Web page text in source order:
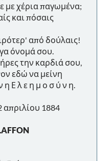
με χέρια παγωμένα;
και πόσαις
από δούλαις!
όνομά σου.
την καρδιά σου,
εδώ να μείνη
Ε λ ε η μ ο σ ύ ν η.
απριλίου 1884